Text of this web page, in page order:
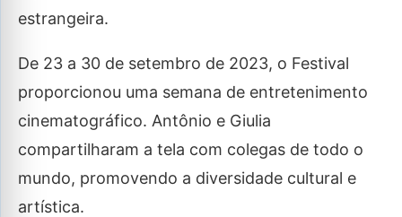
estrangeira.
De 23 a 30 de setembro de 2023, o Festival
proporcionou uma semana de entretenimento
cinematográfico. Antônio e Giulia
compartilharam a tela com colegas de todo o
mundo, promovendo a diversidade cultural e
artística.